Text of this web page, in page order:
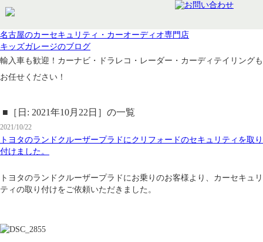
名古屋のカーセキュリティ・カーオーディオ専門店
キッズガレージのブログ
輸入車も歓迎！カーナビ・ドラレコ・レーダー・カーディテイリングも
お任せください！
■［日: 2021年10月22日］の一覧
2021/10/22
トヨタのランドクルーザープラドにクリフォードのセキュリティを取り
付けました。
トヨタのランドクルーザープラドにお乗りのお客様より、カーセキュリ
ティの取り付けをご依頼いただきました。